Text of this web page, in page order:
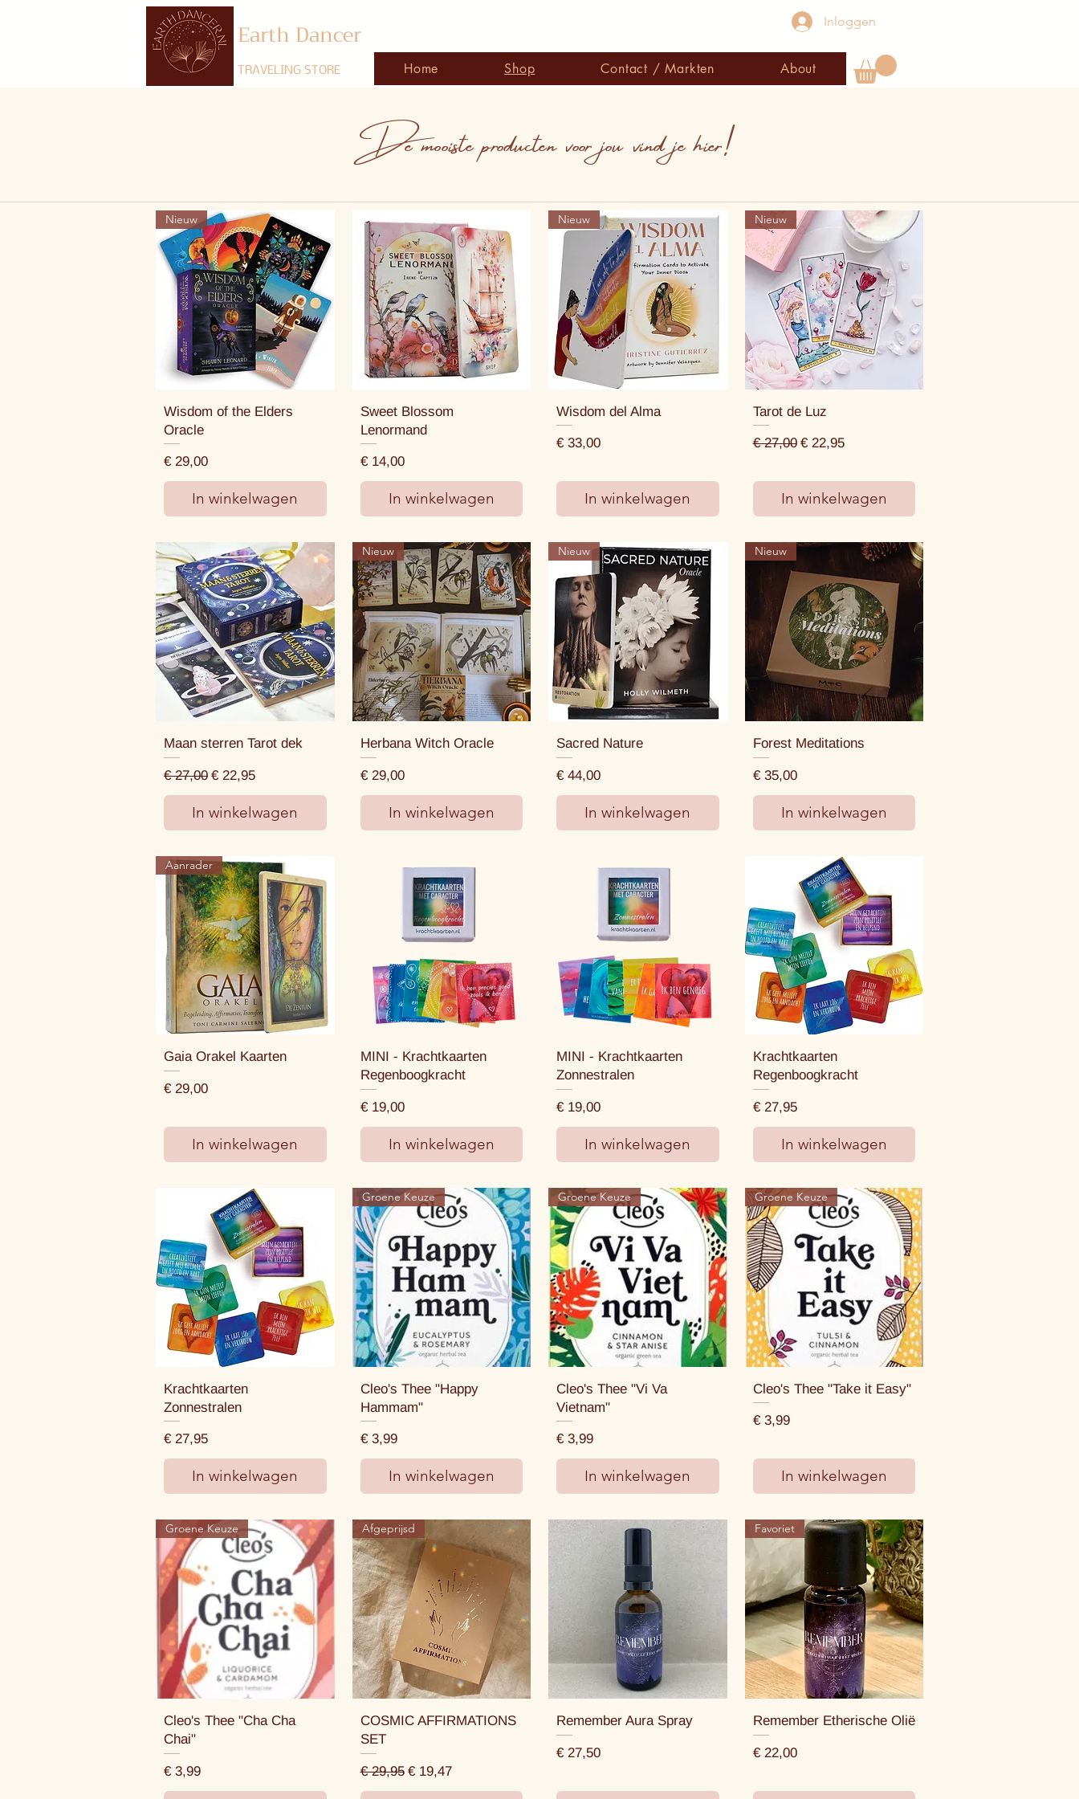
Earth Dancer Inloggen
TRAVELING STORE Home Shop Contact / Markten About
De mooiste producten voor jou vind je hier!
Nieuw
Wisdom of the Elders
Oracle
Prijs
€ 29,00
In winkelwagen
Sweet Blossom
Lenormand
Prijs
€ 14,00
In winkelwagen
Nieuw
Wisdom del Alma
Prijs
€ 33,00
In winkelwagen
Nieuw
Tarot de Luz
Normale prijs
€ 27,00 Verkoopprijs
€ 22,95
In winkelwagen
Maan sterren Tarot dek
Normale prijs
€ 27,00 Verkoopprijs
€ 22,95
In winkelwagen
Nieuw
Herbana Witch Oracle
Prijs
€ 29,00
In winkelwagen
Nieuw
Sacred Nature
Prijs
€ 44,00
In winkelwagen
Nieuw
Forest Meditations
Prijs
€ 35,00
In winkelwagen
Aanrader
Gaia Orakel Kaarten
Prijs
€ 29,00
In winkelwagen
MINI - Krachtkaarten
Regenboogkracht
Prijs
€ 19,00
In winkelwagen
MINI - Krachtkaarten
Zonnestralen
Prijs
€ 19,00
In winkelwagen
Krachtkaarten
Regenboogkracht
Prijs
€ 27,95
In winkelwagen
Krachtkaarten
Zonnestralen
Prijs
€ 27,95
In winkelwagen
Groene Keuze
Cleo's Thee "Happy
Hammam"
Prijs
€ 3,99
In winkelwagen
Groene Keuze
Cleo's Thee "Vi Va
Vietnam"
Prijs
€ 3,99
In winkelwagen
Groene Keuze
Cleo's Thee "Take it Easy"
Prijs
€ 3,99
In winkelwagen
Groene Keuze
Cleo's Thee "Cha Cha
Chai"
Prijs
€ 3,99
Afgeprijsd
COSMIC AFFIRMATIONS
SET
Normale prijs
€ 29,95 Verkoopprijs
€ 19,47
Remember Aura Spray
Prijs
€ 27,50
Favoriet
Remember Etherische Olië
Prijs
€ 22,00